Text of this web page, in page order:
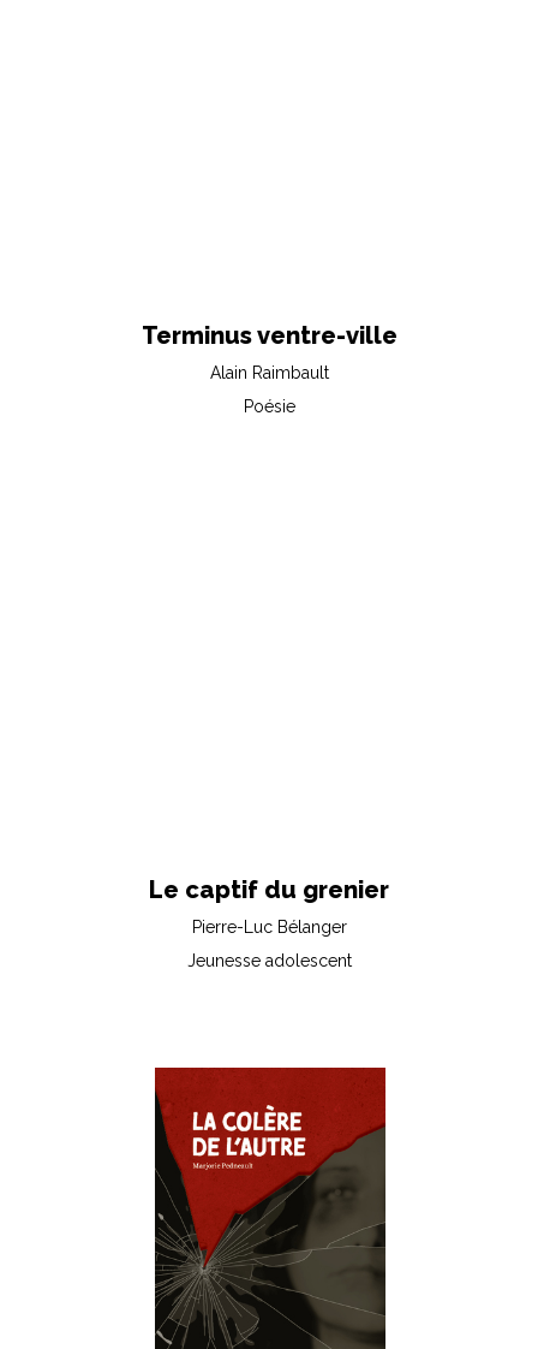
Terminus ventre-ville
Alain Raimbault
Poésie
Le captif du grenier
Pierre-Luc Bélanger
Jeunesse adolescent